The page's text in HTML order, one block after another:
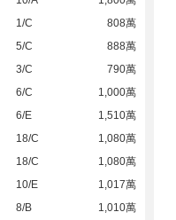
1/C
808萬
5/C
888萬
3/C
790萬
6/C
1,000萬
6/E
1,510萬
18/C
1,080萬
18/C
1,080萬
10/E
1,017萬
8/B
1,010萬